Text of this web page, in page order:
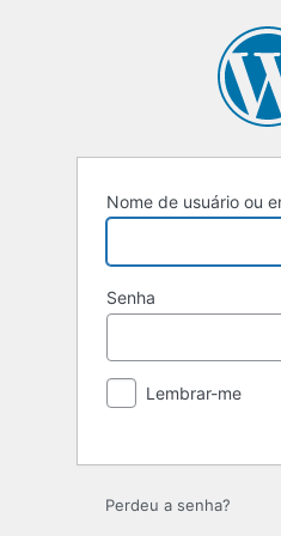
Nome de usuário ou
Senha
Lembrar-me
Perdeu a senha?